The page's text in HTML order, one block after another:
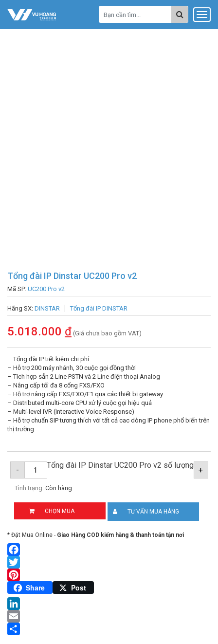
Tổng đài IP Dinstar UC200 Pro v2
Mã SP: UC200 Pro v2
Hãng SX: DINSTAR Tổng đài IP DINSTAR
5.018.000 đ (Giá chưa bao gồm VAT)
– Tổng đài IP tiết kiệm chi phí
– Hỗ trợ 200 máy nhánh, 30 cuộc gọi đồng thời
– Tích hợp sẵn 2 Line PSTN và 2 Line điện thoại Analog
– Nâng cấp tối đa 8 cổng FXS/FXO
– Hỗ trợ nâng cấp FXS/FXO/E1 qua các thiết bị gateway
– Distributed multi-core CPU xử lý cuộc gọi hiệu quả
– Multi-level IVR (Interactive Voice Response)
– Hỗ trợ chuẩn SIP tương thích với tất cả cac dòng IP phone phổ biến trên
thị trường
- Tổng đài IP Dinstar UC200 Pro v2 số lượng +
Tình trạng: Còn hàng
CHỌN MUA TƯ VẤN MUA HÀNG
* Đặt Mua Online - Giao Hàng COD kiểm hàng & thanh toán tận nơi
Facebook
Twitter
Pinterest
Share Post
LinkedIn
Email